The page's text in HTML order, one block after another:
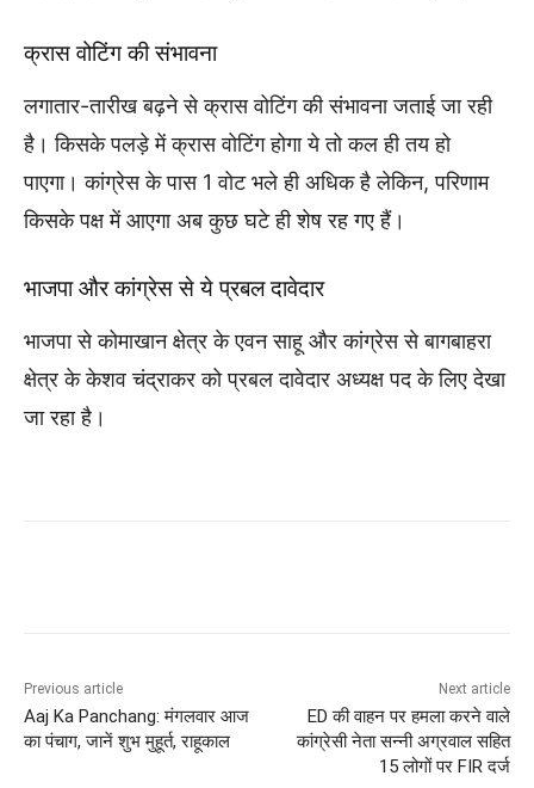
क्रास वोटिंग की संभावना
लगातार-तारीख बढ़ने से क्रास वोटिंग की संभावना जताई जा रही
है। किसके पलड़े में क्रास वोटिंग होगा ये तो कल ही तय हो
पाएगा। कांग्रेस के पास 1 वोट भले ही अधिक है लेकिन, परिणाम
किसके पक्ष में आएगा अब कुछ घटे ही शेष रह गए हैं।
भाजपा और कांग्रेस से ये प्रबल दावेदार
भाजपा से कोमाखान क्षेत्र के एवन साहू और कांग्रेस से बागबाहरा
क्षेत्र के केशव चंद्राकर को प्रबल दावेदार अध्यक्ष पद के लिए देखा
जा रहा है।
Previous article
Aaj Ka Panchang: मंगलवार आज
का पंचाग, जानें शुभ मुहूर्त, राहूकाल
Next article
ED की वाहन पर हमला करने वाले
कांग्रेसी नेता सन्नी अग्रवाल सहित
15 लोगों पर FIR दर्ज